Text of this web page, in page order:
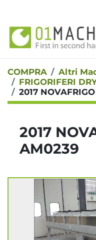
COMPRA
Altri
FRIGORIFERI
2017
2017
AM0239